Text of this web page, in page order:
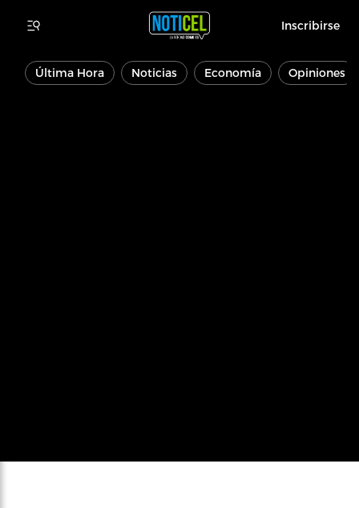
Inscribirse
Última Hora Noticias Economía Opiniones